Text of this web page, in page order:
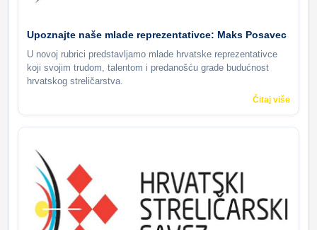
Upoznajte naše mlade reprezentativce: Maks Posavec
U novoj rubrici predstavljamo mlade hrvatske reprezentativce
koji svojim trudom, talentom i predanošću grade budućnost
hrvatskog streličarstva.
Čitaj više